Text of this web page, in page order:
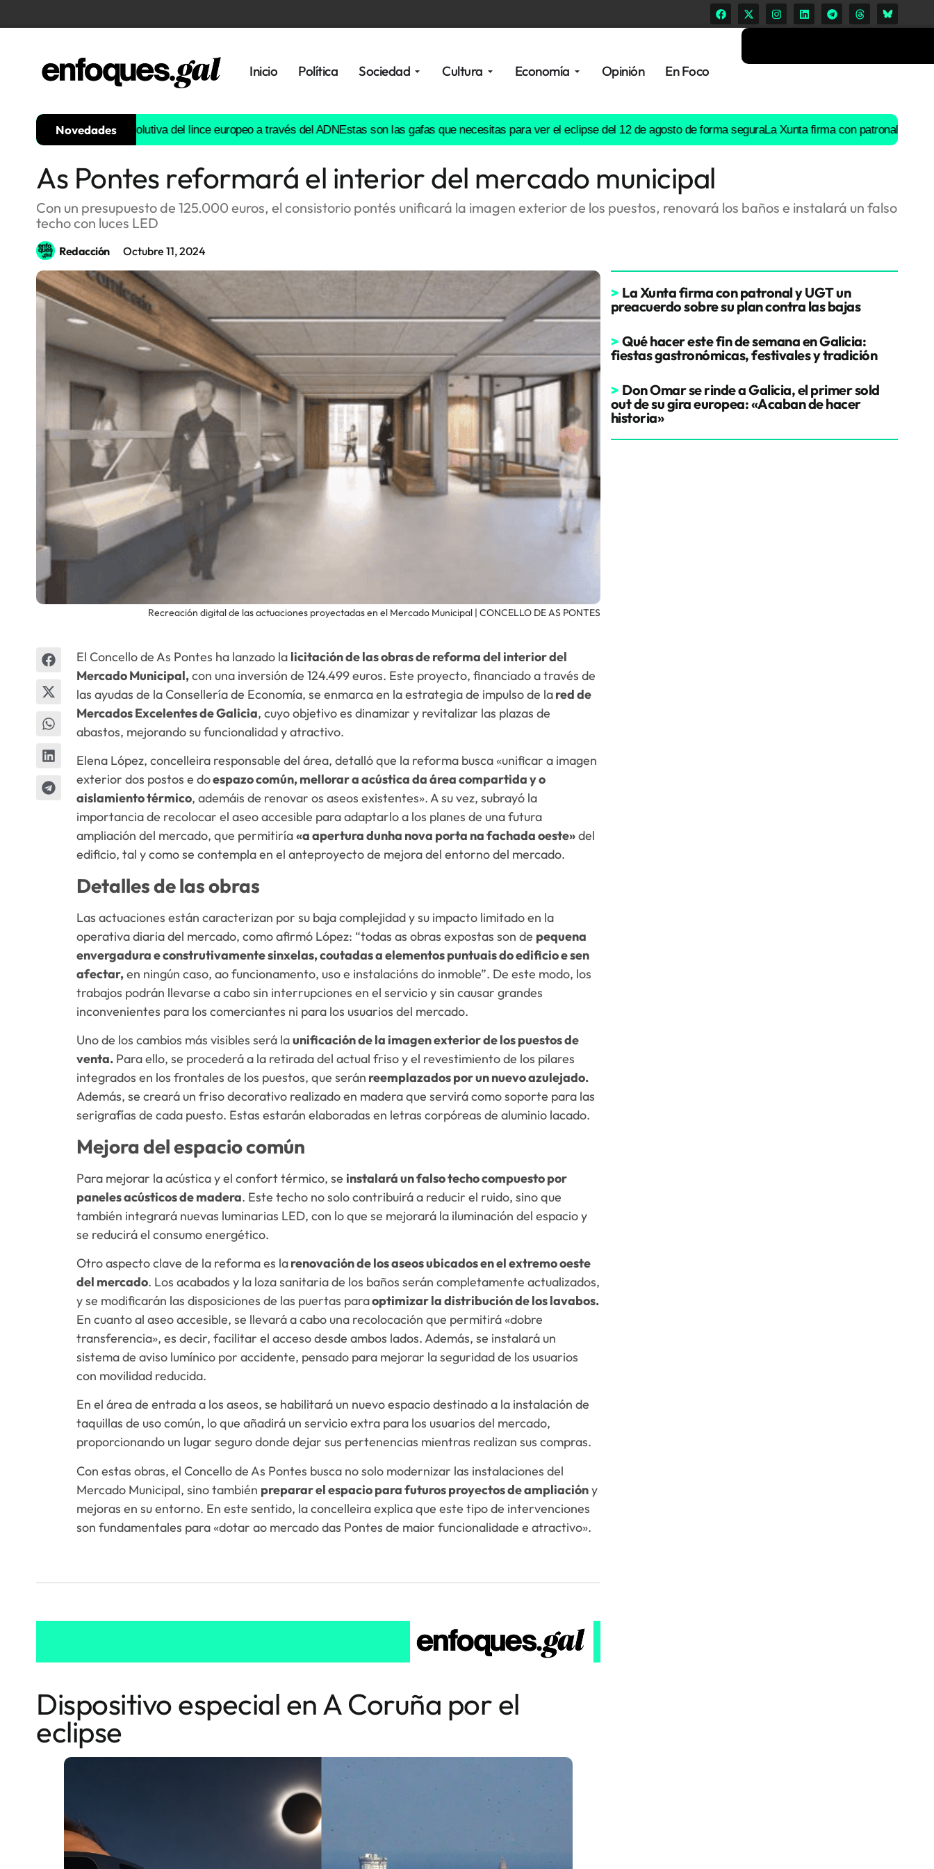
Inicio Política Sociedad Cultura Economía Opinión En Foco
Tendencias
Memoria
Histórica
Gastronomía
Escenarios
Innova
Novedades
la historia evolutiva del lince europeo a través del ADNEstas son las gafas que necesitas para ver el eclipse del 12 de agosto de forma seguraLa Xunta firma con patronal y UGT un
As Pontes reformará el interior del mercado municipal
Con un presupuesto de 125.000 euros, el consistorio pontés unificará la imagen exterior de los puestos, renovará los baños e instalará un falso
techo con luces LED
Redacción Octubre 11, 2024
Recreación digital de las actuaciones proyectadas en el Mercado Municipal | CONCELLO DE AS PONTES
El Concello de As Pontes ha lanzado la licitación de las obras de reforma del interior del
Mercado Municipal,con una inversión de 124.499 euros. Este proyecto, financiado a través de
las ayudas de la Consellería de Economía, se enmarca en la estrategia de impulso de lared de
Mercados Excelentes de Galicia, cuyo objetivo es dinamizar y revitalizar las plazas de
abastos, mejorando su funcionalidad y atractivo.
Elena López, concelleira responsable del área, detalló que la reforma busca «unificar a imagen
exterior dos postos e doespazo común, mellorar a acústica da área compartida y o
aislamiento térmico, ademáis de renovar os aseos existentes». A su vez, subrayó la
importancia de recolocar el aseo accesible para adaptarlo a los planes de una futura
ampliación del mercado, que permitiría«a apertura dunha nova porta na fachada oeste»del
edificio, tal y como se contempla en el anteproyecto de mejora del entorno del mercado.
Detalles de las obras
Las actuaciones están caracterizan por su baja complejidad y su impacto limitado en la
operativa diaria del mercado, como afirmó López: “todas as obras expostas son de pequena
envergadura e construtivamente sinxelas, coutadas a elementos puntuais do edificio e sen
afectar,en ningún caso, ao funcionamento, uso e instalacións do inmoble”. De este modo, los
trabajos podrán llevarse a cabo sin interrupciones en el servicio y sin causar grandes
inconvenientes para los comerciantes ni para los usuarios del mercado.
Uno de los cambios más visibles será launificación de la imagen exterior de los puestos de
venta.Para ello, se procederá a la retirada del actual friso y el revestimiento de los pilares
integrados en los frontales de los puestos, que serán reemplazados por un nuevo azulejado.
Además, se creará un friso decorativo realizado en madera que servirá como soporte para las
serigrafías de cada puesto. Estas estarán elaboradas en letras corpóreas de aluminio lacado.
Mejora del espacio común
Para mejorar la acústica y el confort térmico, se instalará un falso techo compuesto por
paneles acústicos de madera. Este techo no solo contribuirá a reducir el ruido, sino que
también integrará nuevas luminarias LED, con lo que se mejorará la iluminación del espacio y
se reducirá el consumo energético.
Otro aspecto clave de la reforma es larenovación de los aseos ubicados en el extremo oeste
del mercado. Los acabados y la loza sanitaria de los baños serán completamente actualizados,
y se modificarán las disposiciones de las puertas paraoptimizar la distribución de los lavabos.
En cuanto al aseo accesible, se llevará a cabo una recolocación que permitirá «dobre
transferencia», es decir, facilitar el acceso desde ambos lados. Además, se instalará un
sistema de aviso lumínico por accidente, pensado para mejorar la seguridad de los usuarios
con movilidad reducida.
En el área de entrada a los aseos, se habilitará un nuevo espacio destinado a la instalación de
taquillas de uso común, lo que añadirá un servicio extra para los usuarios del mercado,
proporcionando un lugar seguro donde dejar sus pertenencias mientras realizan sus compras.
Con estas obras, el Concello de As Pontes busca no solo modernizar las instalaciones del
Mercado Municipal, sino también preparar el espacio para futuros proyectos de ampliacióny
mejoras en su entorno. En este sentido, la concelleira explica que este tipo de intervenciones
son fundamentales para «dotar ao mercado das Pontes de maior funcionalidade e atractivo».
Dispositivo especial en A Coruña por el
eclipse
> La Xunta firma con patronal y UGT un
preacuerdo sobre su plan contra las bajas
> Qué hacer este fin de semana en Galicia:
fiestas gastronómicas, festivales y tradición
> Don Omar se rinde a Galicia, el primer sold
out de su gira europea: «Acaban de hacer
historia»